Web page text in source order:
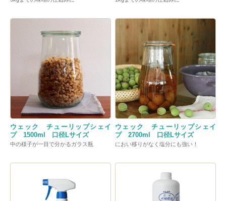
ウェック チューリップシェイ
プ 1500ml 口径Lサイズ
中の様子が一目で分かるガラス瓶
ウェック チューリップシェイ
プ 2700ml 口径Lサイズ
におい移りがなく塩分にも強い！